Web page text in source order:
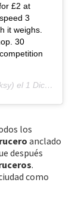
£2 at
3
it weighs.
30
el 1 Dic, 2018 a las 7:37 PST
los
anclado
después
.
como